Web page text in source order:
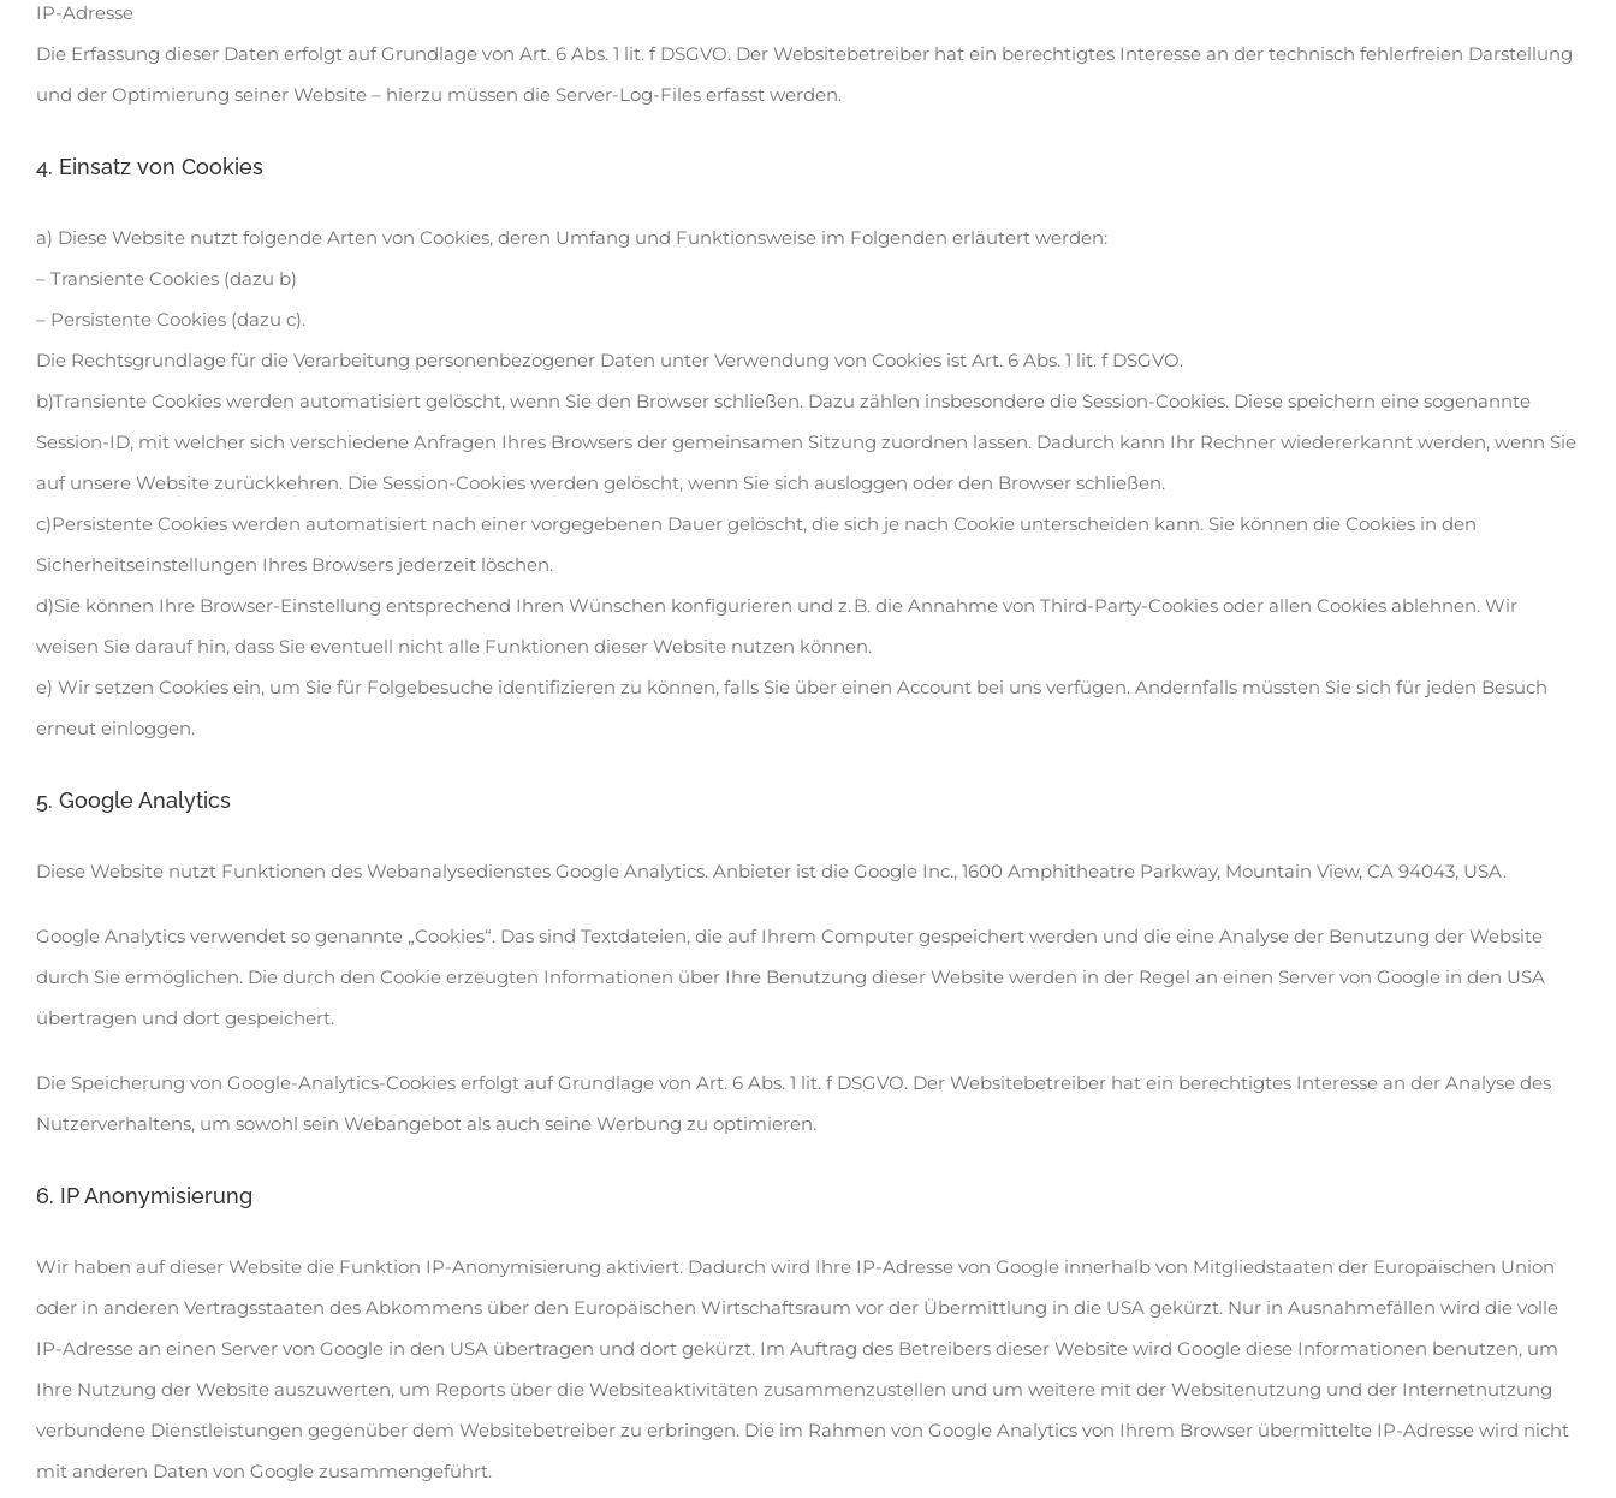
IP-Adresse
Die Erfassung dieser Daten erfolgt auf Grundlage von Art. 6 Abs. 1 lit. f DSGVO. Der Websitebetreiber hat ein berechtigtes Interesse an der technisch fehlerfreien Darstellung
und der Optimierung seiner Website – hierzu müssen die Server-Log-Files erfasst werden.
4. Einsatz von Cookies
a) Diese Website nutzt folgende Arten von Cookies, deren Umfang und Funktionsweise im Folgenden erläutert werden:
– Transiente Cookies (dazu b)
– Persistente Cookies (dazu c).
Die Rechtsgrundlage für die Verarbeitung personenbezogener Daten unter Verwendung von Cookies ist Art. 6 Abs. 1 lit. f DSGVO.
b)Transiente Cookies werden automatisiert gelöscht, wenn Sie den Browser schließen. Dazu zählen insbesondere die Session-Cookies. Diese speichern eine sogenannte
Session-ID, mit welcher sich verschiedene Anfragen Ihres Browsers der gemeinsamen Sitzung zuordnen lassen. Dadurch kann Ihr Rechner wiedererkannt werden, wenn Sie
auf unsere Website zurückkehren. Die Session-Cookies werden gelöscht, wenn Sie sich ausloggen oder den Browser schließen.
c)Persistente Cookies werden automatisiert nach einer vorgegebenen Dauer gelöscht, die sich je nach Cookie unterscheiden kann. Sie können die Cookies in den
Sicherheitseinstellungen Ihres Browsers jederzeit löschen.
d)Sie können Ihre Browser-Einstellung entsprechend Ihren Wünschen konfigurieren und z. B. die Annahme von Third-Party-Cookies oder allen Cookies ablehnen. Wir
weisen Sie darauf hin, dass Sie eventuell nicht alle Funktionen dieser Website nutzen können.
e) Wir setzen Cookies ein, um Sie für Folgebesuche identifizieren zu können, falls Sie über einen Account bei uns verfügen. Andernfalls müssten Sie sich für jeden Besuch
erneut einloggen.
5. Google Analytics
Diese Website nutzt Funktionen des Webanalysedienstes Google Analytics. Anbieter ist die Google Inc., 1600 Amphitheatre Parkway, Mountain View, CA 94043, USA.
Google Analytics verwendet so genannte „Cookies“. Das sind Textdateien, die auf Ihrem Computer gespeichert werden und die eine Analyse der Benutzung der Website
durch Sie ermöglichen. Die durch den Cookie erzeugten Informationen über Ihre Benutzung dieser Website werden in der Regel an einen Server von Google in den USA
übertragen und dort gespeichert.
Die Speicherung von Google-Analytics-Cookies erfolgt auf Grundlage von Art. 6 Abs. 1 lit. f DSGVO. Der Websitebetreiber hat ein berechtigtes Interesse an der Analyse des
Nutzerverhaltens, um sowohl sein Webangebot als auch seine Werbung zu optimieren.
6. IP Anonymisierung
Wir haben auf dieser Website die Funktion IP-Anonymisierung aktiviert. Dadurch wird Ihre IP-Adresse von Google innerhalb von Mitgliedstaaten der Europäischen Union
oder in anderen Vertragsstaaten des Abkommens über den Europäischen Wirtschaftsraum vor der Übermittlung in die USA gekürzt. Nur in Ausnahmefällen wird die volle
IP-Adresse an einen Server von Google in den USA übertragen und dort gekürzt. Im Auftrag des Betreibers dieser Website wird Google diese Informationen benutzen, um
Ihre Nutzung der Website auszuwerten, um Reports über die Websiteaktivitäten zusammenzustellen und um weitere mit der Websitenutzung und der Internetnutzung
verbundene Dienstleistungen gegenüber dem Websitebetreiber zu erbringen. Die im Rahmen von Google Analytics von Ihrem Browser übermittelte IP-Adresse wird nicht
mit anderen Daten von Google zusammengeführt.